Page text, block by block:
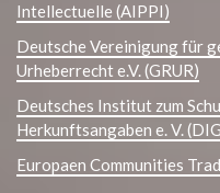
Intellectuelle (AIPPI)
Deutsche Vereinigung für
Urheberrecht e.V. (GRUR)
Deutsches Institut zum
Herkunftsangaben e. V.
Europaen Communities